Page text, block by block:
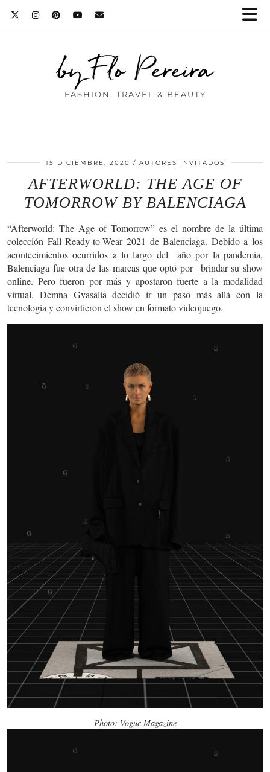
by Flo Pereira
FASHION, TRAVEL & BEAUTY
15 DICIEMBRE, 2020 AUTORES INVITADOS
AFTERWORLD: THE AGE OF
TOMORROW BY BALENCIAGA
“Afterworld: The Age of Tomorrow” es el nombre de la última
colección Fall Ready-to-Wear 2021 de Balenciaga. Debido a los
acontecimientos ocurridos a lo largo del año por la pandemia,
Balenciaga fue otra de las marcas que optó por brindar su show
online. Pero fueron por más y apostaron fuerte a la modalidad
virtual. Demna Gvasalia decidió ir un paso más allá con la
tecnología y convirtieron el show en formato videojuego.
Photo: Vogue Magazine